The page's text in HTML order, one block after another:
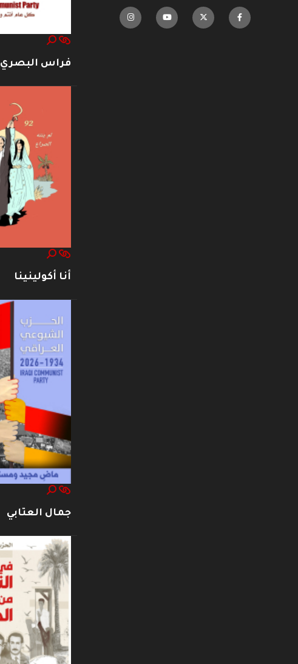
فراس البصري
أنا أكولينينا
جمال العتابي